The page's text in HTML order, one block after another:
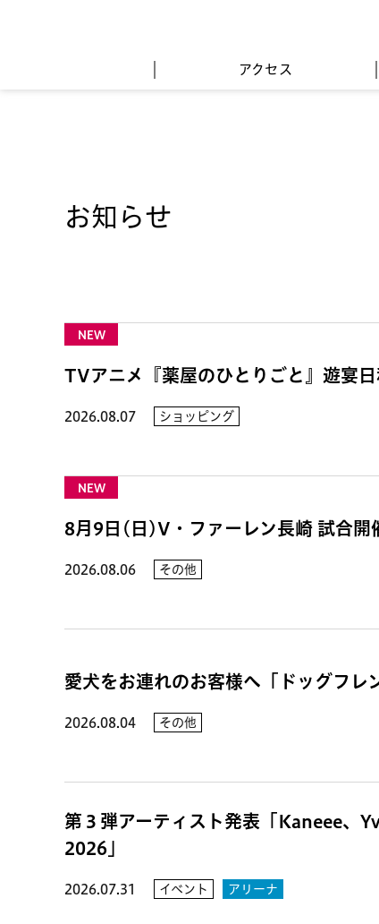
アクセス
お知らせ
NEW
TVアニメ『薬屋のひとりごと』遊宴
2026.08.07 ショッピング
NEW
8月9日(日)V・ファーレン長崎 試合開
2026.08.06 その他
愛犬をお連れのお客様へ「ドッグフレ
2026.08.04 その他
第３弾アーティスト発表「Kaneee、
2026」
2026.07.31 イベント アリーナ